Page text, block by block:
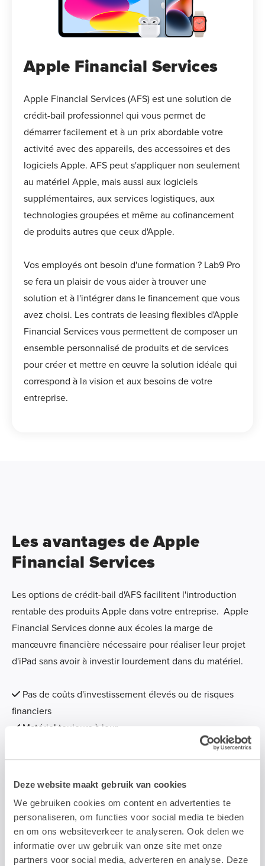
Deze website maakt gebruik van cookies
We gebruiken cookies om content en advertenties te
personaliseren, om functies voor social media te bieden
en om ons websiteverkeer te analyseren. Ook delen we
informatie over uw gebruik van onze site met onze
partners voor social media, adverteren en analyse. Deze
Apple Financial Services
Apple Financial Services (AFS) est une solution de
crédit-bail professionnel qui vous permet de
démarrer facilement et à un prix abordable votre
activité avec des appareils, des accessoires et des
logiciels Apple. AFS peut s'appliquer non seulement
au matériel Apple, mais aussi aux logiciels
supplémentaires, aux services logistiques, aux
technologies groupées et même au cofinancement
de produits autres que ceux d'Apple.
Vos employés ont besoin d'une formation ? Lab9 Pro
se fera un plaisir de vous aider à trouver une
solution et à l'intégrer dans le financement que vous
avez choisi. Les contrats de leasing flexibles d'Apple
Financial Services vous permettent de composer un
ensemble personnalisé de produits et de services
pour créer et mettre en œuvre la solution idéale qui
correspond à la vision et aux besoins de votre
entreprise.
Les avantages de Apple
Financial Services
Les options de crédit-bail d'AFS facilitent l'introduction
rentable des produits Apple dans votre entreprise. Apple
Financial Services donne aux écoles la marge de
manœuvre financière nécessaire pour réaliser leur projet
d'iPad sans avoir à investir lourdement dans du matériel.
Pas de coûts d'investissement élevés ou de risques
financiers
Matériel toujours à jour
Facture mensuelle claire